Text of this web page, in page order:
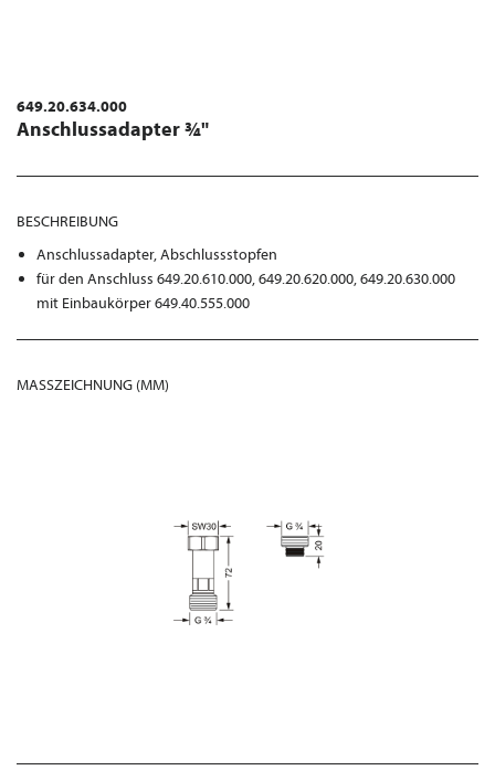
649.20.634.000
Anschlussadapter ¾"
BESCHREIBUNG
Anschlussadapter, Abschlussstopfen
für den Anschluss 649.20.610.000, 649.20.620.000, 649.20.630.000
mit Einbaukörper 649.40.555.000
MASSZEICHNUNG (MM)